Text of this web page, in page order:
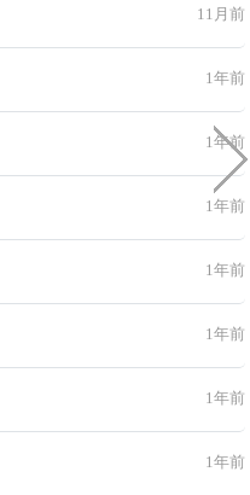
11月前
1年前
1年前
1年前
1年前
1年前
1年前
1年前